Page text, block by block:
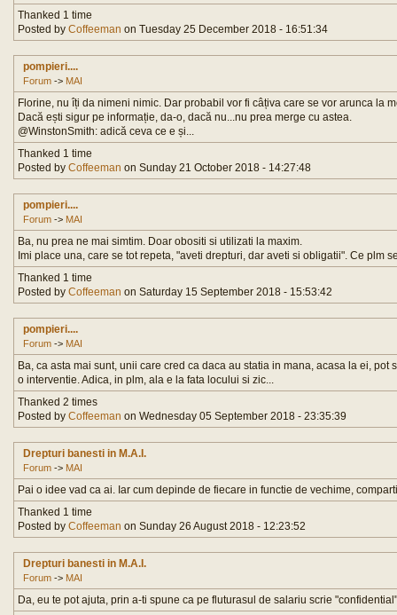
Thanked 1 time
Posted by Coffeeman on Tuesday 25 December 2018 - 16:51:34
pompieri....
Forum -> MAI
Florine, nu îți da nimeni nimic. Dar probabil vor fi câțiva care se vor arunca la
Dacă ești sigur pe informație, da-o, dacă nu...nu prea merge cu astea.
@WinstonSmith: adică ceva ce e și...
Thanked 1 time
Posted by Coffeeman on Sunday 21 October 2018 - 14:27:48
pompieri....
Forum -> MAI
Ba, nu prea ne mai simtim. Doar obositi si utilizati la maxim.
Imi place una, care se tot repeta, "aveti drepturi, dar aveti si obligatii". Ce plm
Thanked 1 time
Posted by Coffeeman on Saturday 15 September 2018 - 15:53:42
pompieri....
Forum -> MAI
Ba, ca asta mai sunt, unii care cred ca daca au statia in mana, acasa la ei,
o interventie. Adica, in plm, ala e la fata locului si zic...
Thanked 2 times
Posted by Coffeeman on Wednesday 05 September 2018 - 23:35:39
Drepturi banesti in M.A.I.
Forum -> MAI
Pai o idee vad ca ai. Iar cum depinde de fiecare in functie de vechime,
Thanked 1 time
Posted by Coffeeman on Sunday 26 August 2018 - 12:23:52
Drepturi banesti in M.A.I.
Forum -> MAI
Da, eu te pot ajuta, prin a-ti spune ca pe fluturasul de salariu scrie